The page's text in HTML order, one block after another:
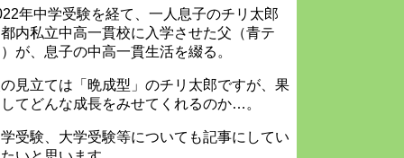
年中学受験を経て、一人息子のチリ太郎
内私立中高一貫校に入学させた父（青テ
が、息子の中高一貫生活を綴る。
見立ては「晩成型」のチリ太郎ですが、果
てどんな成長をみせてくれるのか…。
受験、大学受験等についても記事にしてい